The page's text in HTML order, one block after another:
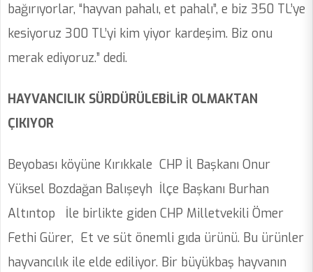
bağırıyorlar, “hayvan pahalı, et pahalı”, e biz 350 TL’ye
kesiyoruz 300 TL’yi kim yiyor kardeşim. Biz onu
merak ediyoruz.” dedi.
HAYVANCILIK SÜRDÜRÜLEBİLİR OLMAKTAN
ÇIKIYOR
Beyobası köyüne Kırıkkale CHP İl Başkanı Onur
Yüksel Bozdağan Balışeyh İlçe Başkanı Burhan
Altıntop İle birlikte giden CHP Milletvekili Ömer
Fethi Gürer, Et ve süt önemli gıda ürünü. Bu ürünler
hayvancılık ile elde ediliyor. Bir büyükbaş hayvanın